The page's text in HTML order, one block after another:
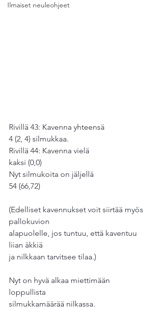
Ilmaiset neuleohjeet
Rivillä 43: Kavenna yhteensä
4 (2, 4) silmukkaa.
Rivillä 44: Kavenna vielä
kaksi (0,0)
Nyt silmukoita on jäljellä
54 (66,72)
(Edelliset kavennukset voit siirtää myös
pallokuvion
alapuolelle, jos tuntuu, että kaventuu
liian äkkiä
ja nilkkaan tarvitsee tilaa.)
Nyt on hyvä alkaa miettimään
loppullista
silmukkamäärää nilkassa.